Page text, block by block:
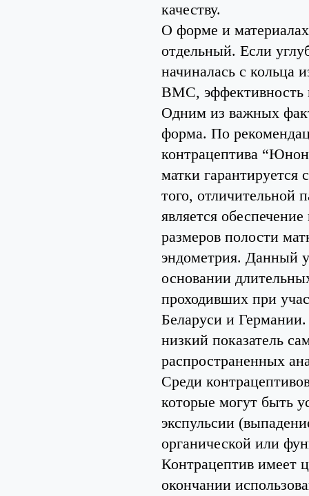
качеству.
О форме и
отдельный. Если
начиналась с кольца
ВМС, эффективность
Одним из важных
форма. По
контрацептива
матки
того,
является
размеров полости
эндометрия. Данный
основании
проходивших при
Беларуси и Германии.
низкий показатель
распространенных
Среди
которые могут быть
экспульсии
органической или
Контрацептив имеет
окончании